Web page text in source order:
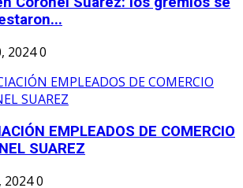
20240
EMPLEADOS DE COMERCIO
SUAREZ
20240